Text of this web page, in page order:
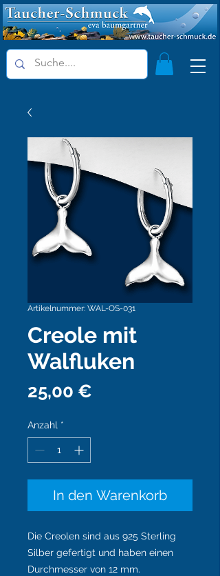
Artikelnummer: WAL-OS-031
Creole mit
Walfluken
25,00 €
Anzahl *
In den Warenkorb
Die Creolen sind aus 925 Sterling
Silber gefertigt und haben einen
Durchmesser von 12 mm.